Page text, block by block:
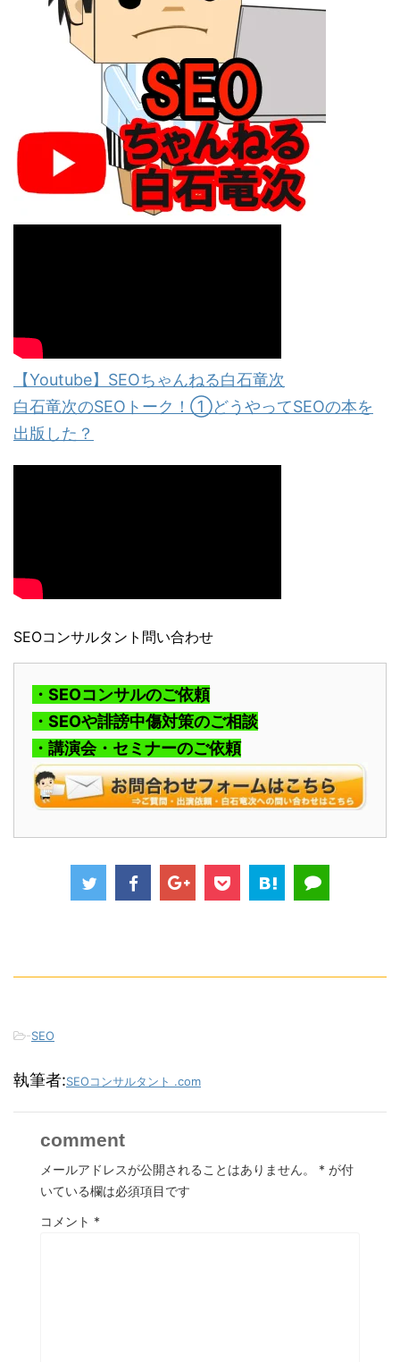
【Youtube】SEOちゃんねる白石竜次
白石竜次のSEOトーク！①どうやってSEOの本を
出版した？
SEOコンサルタント問い合わせ
・SEOコンサルのご依頼
・SEOや誹謗中傷対策のご相談
・講演会・セミナーのご依頼
-SEO
執筆者:SEOコンサルタント .com
comment
メールアドレスが公開されることはありません。 * が付
いている欄は必須項目です
コメント *